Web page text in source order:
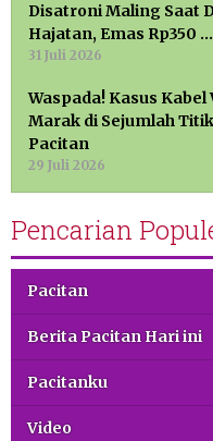
Disatroni Maling Saat
Hajatan, Emas Rp350 …
31 Juli 2026
Waspada! Kasus
Marak di Sejumlah
Pacitan
29 Juli 2026
Pencarian
Pacitan
Berita Pacitan Hari ini
Pacitanku
Video